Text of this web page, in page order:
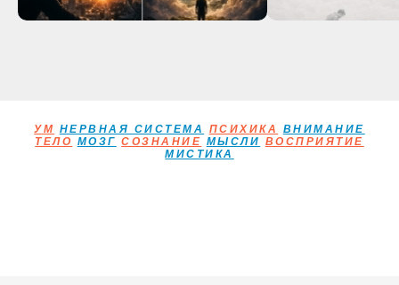
УМ НЕРВНАЯ СИСТЕМА ПСИХИКА
ВНИМАНИЕ
ТЕЛО МОЗГ СОЗНАНИЕ МЫСЛИ ВОСПРИЯТИЕ
МИСТИКА